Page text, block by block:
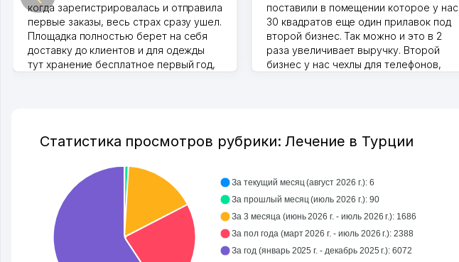
когда зарегистрировалась и отправила
первые заказы, весь страх сразу ушел.
Площадка полностью берет на себя
доставку до клиентов и для одежды
тут хранение бесплатное первый год,
по Узбекистану брали, но вяло.
Удалось раскрутиться, дальше
развиваюсь потихоньку😊
Hamida 03.08.2026 12:45:39
поставили в помещении которое у нас
30 квадратов еще один прилавок под
второй бизнес. Так можно и это в 2
раза увеличивает выручку. Второй
бизнес у нас чехлы для телефонов,
Статистика просмотров рубрики: Лечение в Турции
За текущий месяц (август 2026 г.): 6
За прошлый месяц (июль 2026 г.): 90
За 3 месяца (июнь 2026 г. - июль 2026 г.): 1686
За пол года (март 2026 г. - июль 2026 г.): 2388
За год (январь 2025 г. - декабрь 2025 г.): 6072